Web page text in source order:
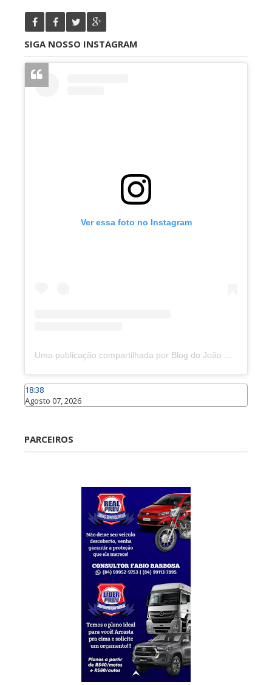
SIGA NOSSO INSTAGRAM
Ver essa foto no Instagram
Uma publicação compartilhada por Blog do João Marcolino (@joaomarcolinoneto)
18:38
Agosto 07, 2026
PARCEIROS